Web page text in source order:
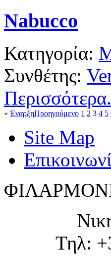
Nabucco
Κατηγορία:
Συνθέτης:
«ΈναρξηΠροηγούμενο 1 2 3 4 5
Site Map
Τηλ: